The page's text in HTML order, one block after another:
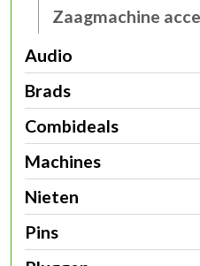
Zaagmachine
Audio
Brads
Combideals
Machines
Nieten
Pins